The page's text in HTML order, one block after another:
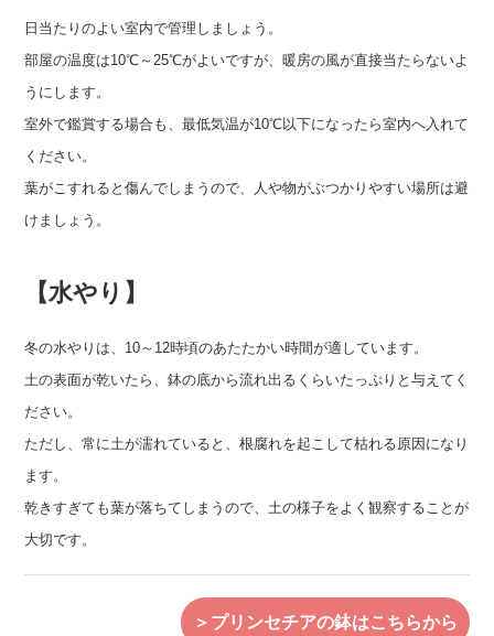
日当たりのよい室内で管理しましょう。
部屋の温度は10℃～25℃がよいですが、暖房の風が直接当たらないよ
うにします。
室外で鑑賞する場合も、最低気温が10℃以下になったら室内へ入れて
ください。
葉がこすれると傷んでしまうので、人や物がぶつかりやすい場所は避
けましょう。
【水やり】
冬の水やりは、10～12時頃のあたたかい時間が適しています。
土の表面が乾いたら、鉢の底から流れ出るくらいたっぷりと与えてく
ださい。
ただし、常に土が濡れていると、根腐れを起こして枯れる原因になり
ます。
乾きすぎても葉が落ちてしまうので、土の様子をよく観察することが
大切です。
＞プリンセチアの鉢はこちらから